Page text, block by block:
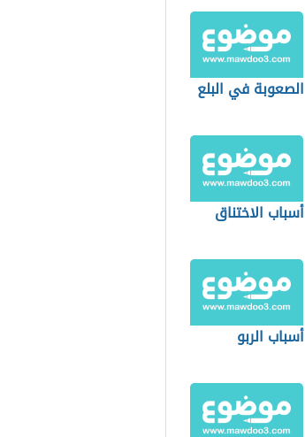
الصعوبة في البلع
أسباب الاختناق
أسباب الربو